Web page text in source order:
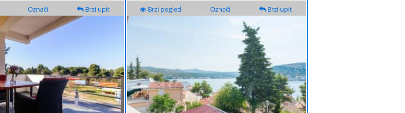
Označi Brzi upit Brzi pogled Označi Brzi upit